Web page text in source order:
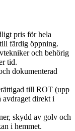
pris för hela
färdig öppning.
och behörig
tid.
dokumenterad
till ROT (upp
direkt i
skydd av golv och
i hemmet.